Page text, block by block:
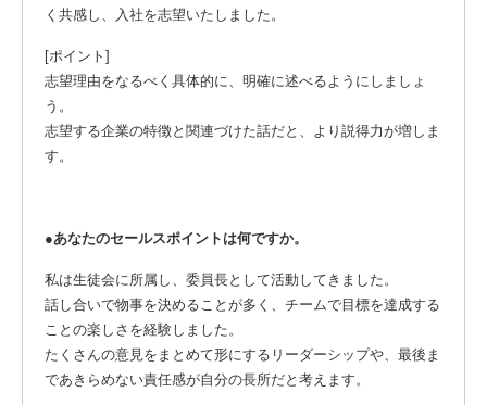
く共感し、入社を志望いたしました。
[ポイント]
志望理由をなるべく具体的に、明確に述べるようにしましょ
う。
志望する企業の特徴と関連づけた話だと、より説得力が増しま
す。
●あなたのセールスポイントは何ですか。
私は生徒会に所属し、委員長として活動してきました。
話し合いで物事を決めることが多く、チームで目標を達成する
ことの楽しさを経験しました。
たくさんの意見をまとめて形にするリーダーシップや、最後ま
であきらめない責任感が自分の長所だと考えます。